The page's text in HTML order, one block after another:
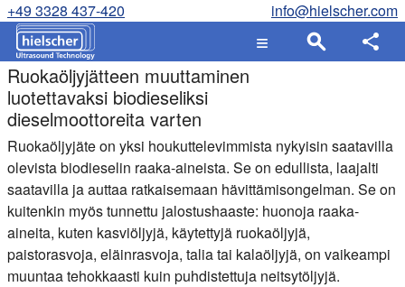
+49 3328 437-420 info@hielscher.com
Ruokaöljyjätteen muuttaminen
luotettavaksi biodieseliksi
dieselmoottoreita varten
Ruokaöljyjäte on yksi houkuttelevimmista nykyisin saatavilla
olevista biodieselin raaka-aineista. Se on edullista, laajalti
saatavilla ja auttaa ratkaisemaan hävittämisongelman. Se on
kuitenkin myös tunnettu jalostushaaste: huonoja raaka-
aineita, kuten kasviöljyjä, käytettyjä ruokaöljyjä,
paistorasvoja, eläinrasvoja, talia tai kalaöljyjä, on vaikeampi
muuntaa tehokkaasti kuin puhdistettuja neitsytöljyjä.